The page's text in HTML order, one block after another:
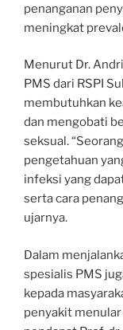
penanganan
meningkat
Menurut Dr.
PMS dari RSPI
membutuhkan
dan mengobati
seksual.
pengetahuan
infeksi yang
serta cara
ujarnya.
Dalam
spesialis PMS
kepada
penyakit menular